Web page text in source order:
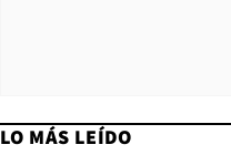
LO MÁS LEÍDO